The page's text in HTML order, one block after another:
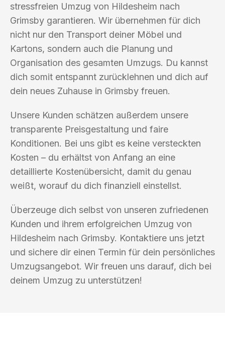
stressfreien Umzug von Hildesheim nach
Grimsby garantieren. Wir übernehmen für dich
nicht nur den Transport deiner Möbel und
Kartons, sondern auch die Planung und
Organisation des gesamten Umzugs. Du kannst
dich somit entspannt zurücklehnen und dich auf
dein neues Zuhause in Grimsby freuen.
Unsere Kunden schätzen außerdem unsere
transparente Preisgestaltung und faire
Konditionen. Bei uns gibt es keine versteckten
Kosten – du erhältst von Anfang an eine
detaillierte Kostenübersicht, damit du genau
weißt, worauf du dich finanziell einstellst.
Überzeuge dich selbst von unseren zufriedenen
Kunden und ihrem erfolgreichen Umzug von
Hildesheim nach Grimsby. Kontaktiere uns jetzt
und sichere dir einen Termin für dein persönliches
Umzugsangebot. Wir freuen uns darauf, dich bei
deinem Umzug zu unterstützen!